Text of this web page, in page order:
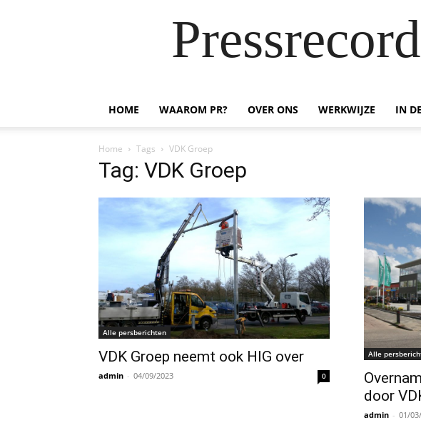
HOME WAAROM PR? OVER ONS WERKWIJZE IN
Home Tags VDK Groep
Tag: VDK Groep
Alle persberichten
VDK Groep neemt ook HIG over
admin - 04/09/2023 0
Alle
door
admin - 01/